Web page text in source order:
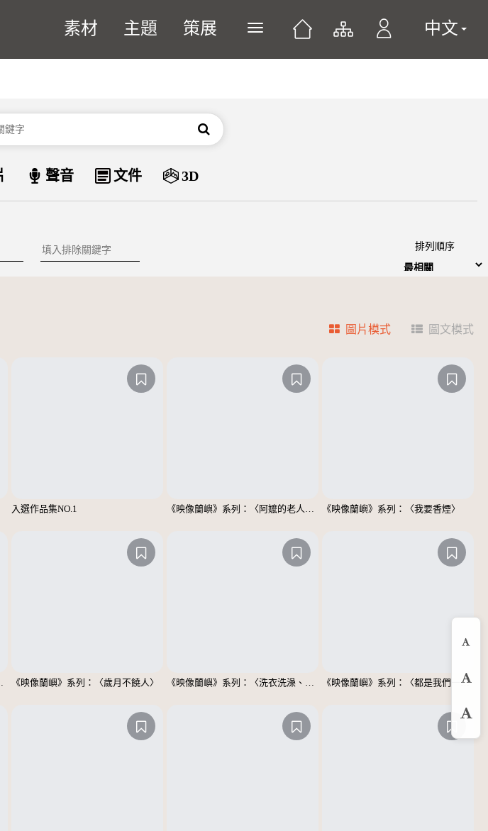
素材 主題 策展 展開或關閉主選單 中文
搜尋
資料類型
聲音 文件 3D
排除關鍵字 排列順序
圖片模式 圖文模式
入選作品集NO.1 《映像蘭嶼》系列：〈阿嬤的老人斑〉 《映像蘭嶼》系列：〈我要香煙〉
男士們〉 《映像蘭嶼》系列：〈歲月不饒人〉 《映像蘭嶼》系列：〈洗衣洗澡、都在這裡〉 《映像蘭嶼》系列：〈都是我們一家人〉
放